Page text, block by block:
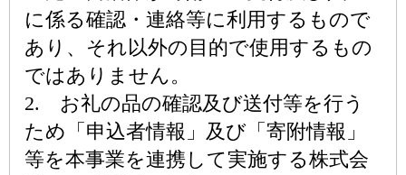
に係る確認・連絡等に利用するもので
あり、それ以外の目的で使用するもの
ではありません。
2. お礼の品の確認及び送付等を行う
ため「申込者情報」及び「寄附情報」
等を本事業を連携して実施する株式会